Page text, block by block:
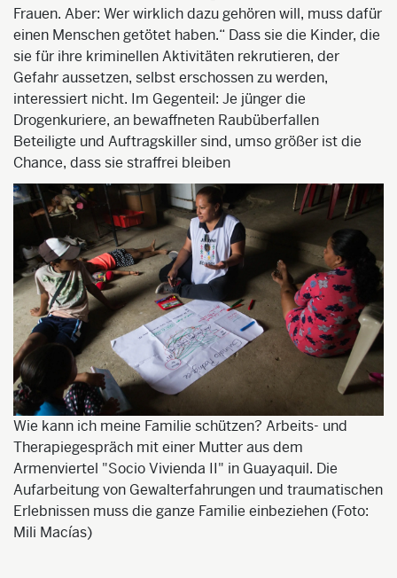
Frauen. Aber: Wer wirklich dazu gehören will, muss dafür
einen Menschen getötet haben.“ Dass sie die Kinder, die
sie für ihre kriminellen Aktivitäten rekrutieren, der
Gefahr aussetzen, selbst erschossen zu werden,
interessiert nicht. Im Gegenteil: Je jünger die
Drogenkuriere, an bewaffneten Raubüberfallen
Beteiligte und Auftragskiller sind, umso größer ist die
Chance, dass sie straffrei bleiben
Wie kann ich meine Familie schützen? Arbeits- und
Therapiegespräch mit einer Mutter aus dem
Armenviertel "Socio Vivienda II" in Guayaquil. Die
Aufarbeitung von Gewalterfahrungen und traumatischen
Erlebnissen muss die ganze Familie einbeziehen (Foto:
Mili Macías)